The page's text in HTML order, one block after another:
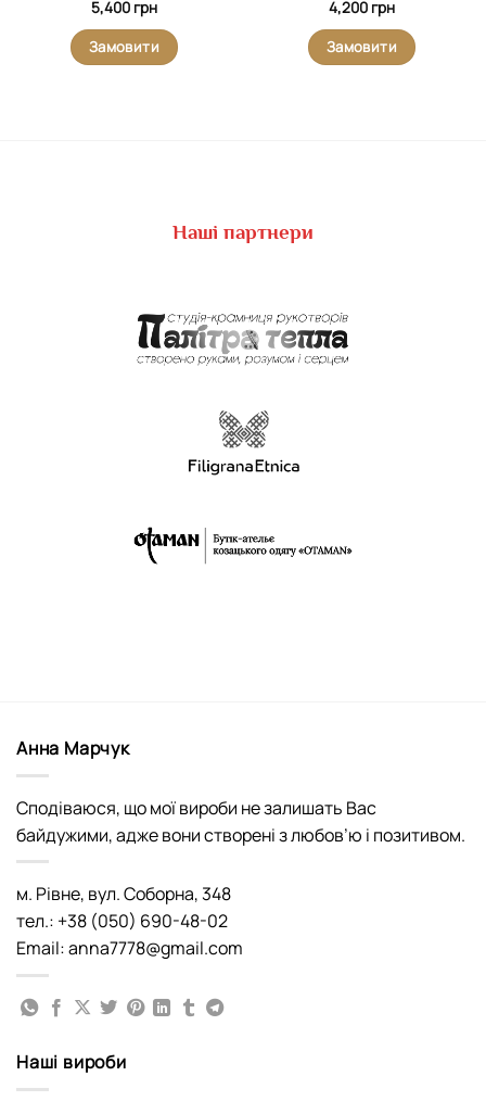
5,400 грн
Замовити
4,200 грн
Замовити
Наші партнери
Анна Марчук
Сподіваюся, що мої вироби не залишать Вас
байдужими, адже вони створені з любов’ю і позитивом.
м. Рівне, вул. Соборна, 348
тел.: +38 (050) 690-48-02
Email: anna7778@gmail.com
Наші вироби